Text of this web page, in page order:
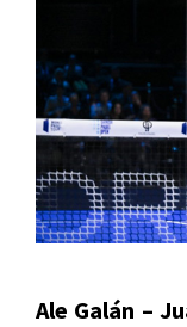
Ale Galán –